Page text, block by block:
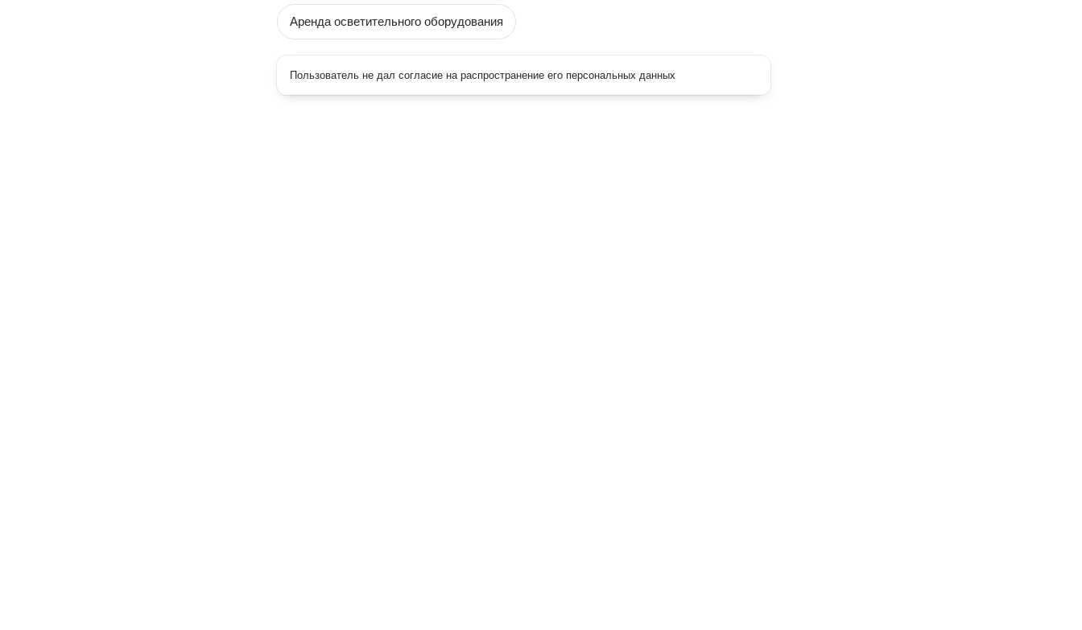
Аренда осветительного оборудования
Пользователь не дал согласие на распространение его персональных данных